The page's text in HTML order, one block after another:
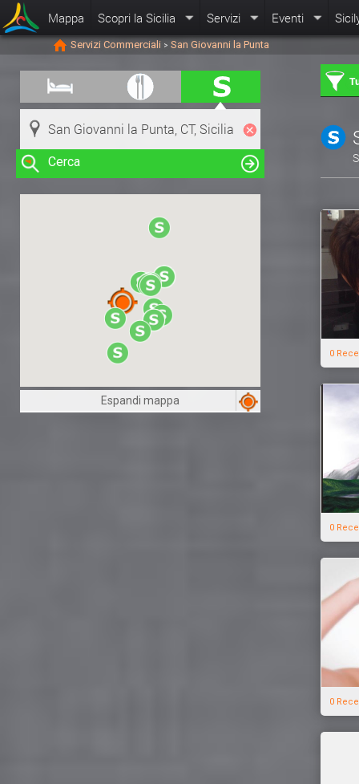
Mappa Scopri la Sicilia Servizi Eventi
Servizi Commerciali > San Giovanni la Punta
Cerca
Clicca su una risorsa nella mappa
per visualizzare le informazioni
Espandi mappa
0
0
0